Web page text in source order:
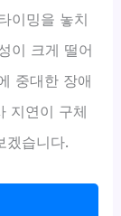
이밍을 놓치
이 크게 떨어
중대한 장애
지연이 구체
겠습니다.